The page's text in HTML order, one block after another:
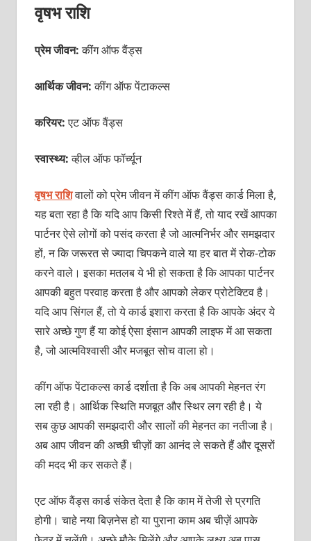
वृषभ राशि
प्रेम जीवन:कींग ऑफ वैंड्स
आर्थिक जीवन:कींग ऑफ पेंटाकल्स
करियर:एट ऑफ वैंड्स
स्वास्थ्य:व्हील ऑफ फॉर्च्यून
वृषभ राशिवालों को प्रेम जीवन में कींग ऑफ वैंड्स कार्ड मिला है,
यह बता रहा है कि यदि आप किसी रिश्ते में हैं, तो याद रखें आपका
पार्टनर ऐसे लोगों को पसंद करता है जो आत्मनिर्भर और समझदार
हों, न कि जरूरत से ज्यादा चिपकने वाले या हर बात में रोक-टोक
करने वाले। इसका मतलब ये भी हो सकता है कि आपका पार्टनर
आपकी बहुत परवाह करता है और आपको लेकर प्रोटेक्टिव है।
यदि आप सिंगल हैं, तो ये कार्ड इशारा करता है कि आपके अंदर ये
सारे अच्छे गुण हैं या कोई ऐसा इंसान आपकी लाइफ में आ सकता
है, जो आत्मविश्वासी और मजबूत सोच वाला हो।
कींग ऑफ पेंटाकल्स कार्ड दर्शाता है कि अब आपकी मेहनत रंग
ला रही है। आर्थिक स्थिति मजबूत और स्थिर लग रही है। ये
सब कुछ आपकी समझदारी और सालों की मेहनत का नतीजा है।
अब आप जीवन की अच्छी चीज़ों का आनंद ले सकते हैं और दूसरों
की मदद भी कर सकते हैं।
एट ऑफ वैंड्स कार्ड संकेत देता है कि काम में तेजी से प्रगति
होगी। चाहे नया बिज़नेस हो या पुराना काम अब चीज़ें आपके